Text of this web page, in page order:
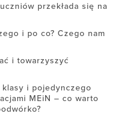
przekłada się na
i po co? Czego nam
i towarzyszyć
klasy i pojedynczego
MEiN – co warto